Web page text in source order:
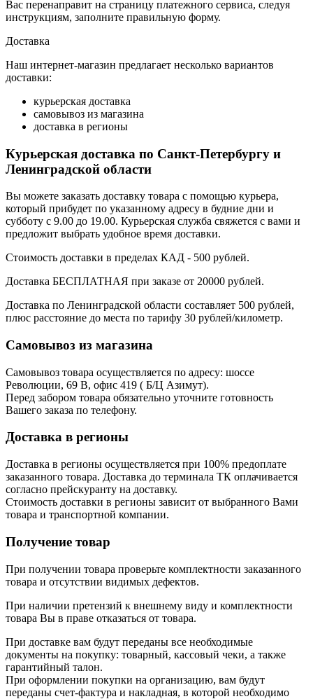
Вас перенаправит на страницу платежного сервиса, следуя
инструкциям, заполните правильную форму.
Доставка
Наш интернет-магазин предлагает несколько вариантов
доставки:
курьерская доставка
самовывоз из магазина
доставка в регионы
Курьерская доставка по Санкт-Петербургу и
Ленинградской области
Вы можете заказать доставку товара с помощью курьера,
который прибудет по указанному адресу в будние дни и
субботу с 9.00 до 19.00. Курьерская служба свяжется с вами и
предложит выбрать удобное время доставки.
Стоимость доставки в пределах КАД - 500 рублей.
Доставка БЕСПЛАТНАЯ при заказе от 20000 рублей.
Доставка по Ленинградской области составляет 500 рублей,
плюс расстояние до места по тарифу 30 рублей/километр.
Самовывоз из магазина
Самовывоз товара осуществляется по адресу: шоссе
Революции, 69 В, офис 419 ( Б/Ц Азимут).
Перед забором товара обязательно уточните готовность
Вашего заказа по телефону.
Доставка в регионы
Доставка в регионы осуществляется при 100% предоплате
заказанного товара. Доставка до терминала ТК оплачивается
согласно прейскуранту на доставку.
Стоимость доставки в регионы зависит от выбранного Вами
товара и транспортной компании.
Получение товар
При получении товара проверьте комплектности заказанного
товара и отсутствии видимых дефектов.
При наличии претензий к внешнему виду и комплектности
товара Вы в праве отказаться от товара.
При доставке вам будут переданы все необходимые
документы на покупку: товарный, кассовый чеки, а также
гарантийный талон.
При оформлении покупки на организацию, вам будут
переданы счет-фактура и накладная, в которой необходимо